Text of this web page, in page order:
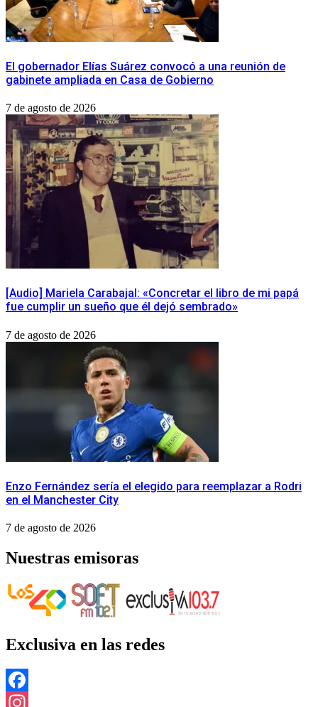
​El gobernador Elías Suárez convocó a una reunión de
gabinete ampliada en Casa de Gobierno
7 de agosto de 2026
[Audio] Mariela Carabajal: «Concretar el libro de mi papá
fue cumplir un sueño que él dejó sembrado»
7 de agosto de 2026
Enzo Fernández sería el elegido para reemplazar a Rodri
en el Manchester City
7 de agosto de 2026
Nuestras emisoras
Exclusiva en las redes
Facebook